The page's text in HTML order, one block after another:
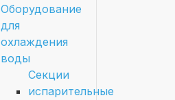
Оборудование
для
охлаждения
воды
Секции
испарительные